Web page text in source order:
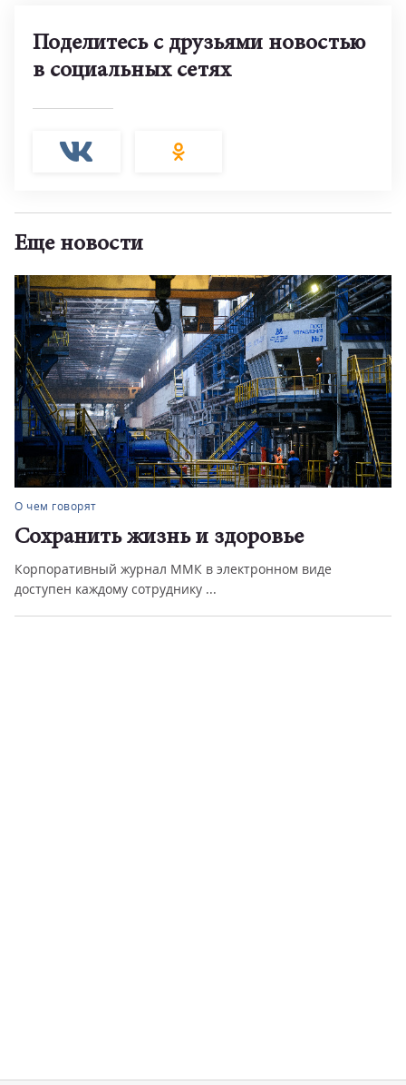
Поделитесь с друзьями новостью
в социальных сетях
Еще новости
О чем говорят
Сохранить жизнь и здоровье
Корпоративный журнал ММК в электронном виде
доступен каждому сотруднику ...